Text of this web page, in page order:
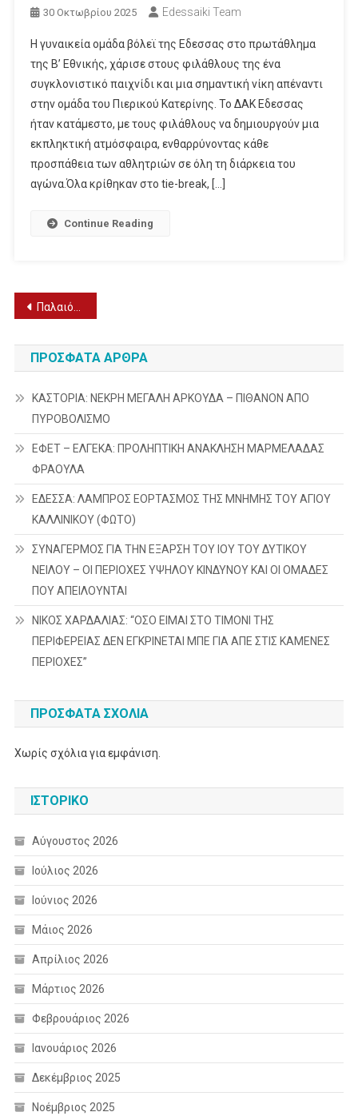
30 Οκτωβρίου 2025 Edessaiki Team
Η γυναικεία ομάδα βόλεϊ της Εδεσσας στο πρωτάθλημα
της Β’ Εθνικής, χάρισε στους φιλάθλους της ένα
συγκλονιστικό παιχνίδι και μια σημαντική νίκη απέναντι
στην ομάδα του Πιερικού Κατερίνης. Το ΔΑΚ Εδεσσας
ήταν κατάμεστο, με τους φιλάθλους να δημιουργούν μια
εκπληκτική ατμόσφαιρα, ενθαρρύνοντας κάθε
προσπάθεια των αθλητριών σε όλη τη διάρκεια του
αγώνα.Όλα κρίθηκαν στο tie-break, […]
Continue Reading
Πλοήγηση
άρθρων
Παλαιότερα άρθρα
ΠΡΌΣΦΑΤΑ ΆΡΘΡΑ
ΚΑΣΤΟΡΙΑ: ΝΕΚΡΗ ΜΕΓΑΛΗ ΑΡΚΟΥΔΑ – ΠΙΘΑΝΟΝ ΑΠΟ
ΠΥΡΟΒΟΛΙΣΜΟ
ΕΦΕΤ – ΕΛΓΕΚΑ: ΠΡΟΛΗΠΤΙΚΗ ΑΝΑΚΛΗΣΗ ΜΑΡΜΕΛΑΔΑΣ
ΦΡΑΟΥΛΑ
ΕΔΕΣΣΑ: ΛΑΜΠΡΟΣ ΕΟΡΤΑΣΜΟΣ ΤΗΣ ΜΝΗΜΗΣ ΤΟΥ ΑΓΙΟΥ
ΚΑΛΛΙΝΙΚΟΥ (ΦΩΤΟ)
ΣΥΝΑΓΕΡΜΟΣ ΓΙΑ ΤΗΝ ΕΞΑΡΣΗ ΤΟΥ ΙΟΥ ΤΟΥ ΔΥΤΙΚΟΥ
ΝΕΙΛΟΥ – ΟΙ ΠΕΡΙΟΧΕΣ ΥΨΗΛΟΥ ΚΙΝΔΥΝΟΥ ΚΑΙ ΟΙ ΟΜΑΔΕΣ
ΠΟΥ ΑΠΕΙΛΟΥΝΤΑΙ
ΝΙΚΟΣ ΧΑΡΔΑΛΙΑΣ: “ΟΣΟ ΕΙΜΑΙ ΣΤΟ ΤΙΜΟΝΙ ΤΗΣ
ΠΕΡΙΦΕΡΕΙΑΣ ΔΕΝ ΕΓΚΡΙΝΕΤΑΙ ΜΠΕ ΓΙΑ ΑΠΕ ΣΤΙΣ ΚΑΜΕΝΕΣ
ΠΕΡΙΟΧΕΣ”
ΠΡΌΣΦΑΤΑ ΣΧΌΛΙΑ
Χωρίς σχόλια για εμφάνιση.
ΙΣΤΟΡΙΚΌ
Αύγουστος 2026
Ιούλιος 2026
Ιούνιος 2026
Μάιος 2026
Απρίλιος 2026
Μάρτιος 2026
Φεβρουάριος 2026
Ιανουάριος 2026
Δεκέμβριος 2025
Νοέμβριος 2025